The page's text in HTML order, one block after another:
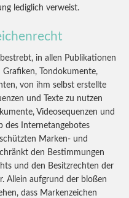
lediglich verweist.
in allen Publikationen
Tondokumente,
von ihm selbst erstellte
und Texte zu nutzen
Videosequenzen und
des Internetangebotes
Marken- und
den Bestimmungen
und den Besitzrechten der
Allein aufgrund der bloßen
dass Markenzeichen